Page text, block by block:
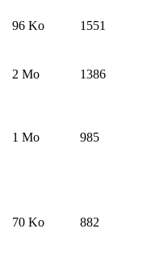
96 Ko 1551
2 Mo 1386
1 Mo 985
70 Ko 882